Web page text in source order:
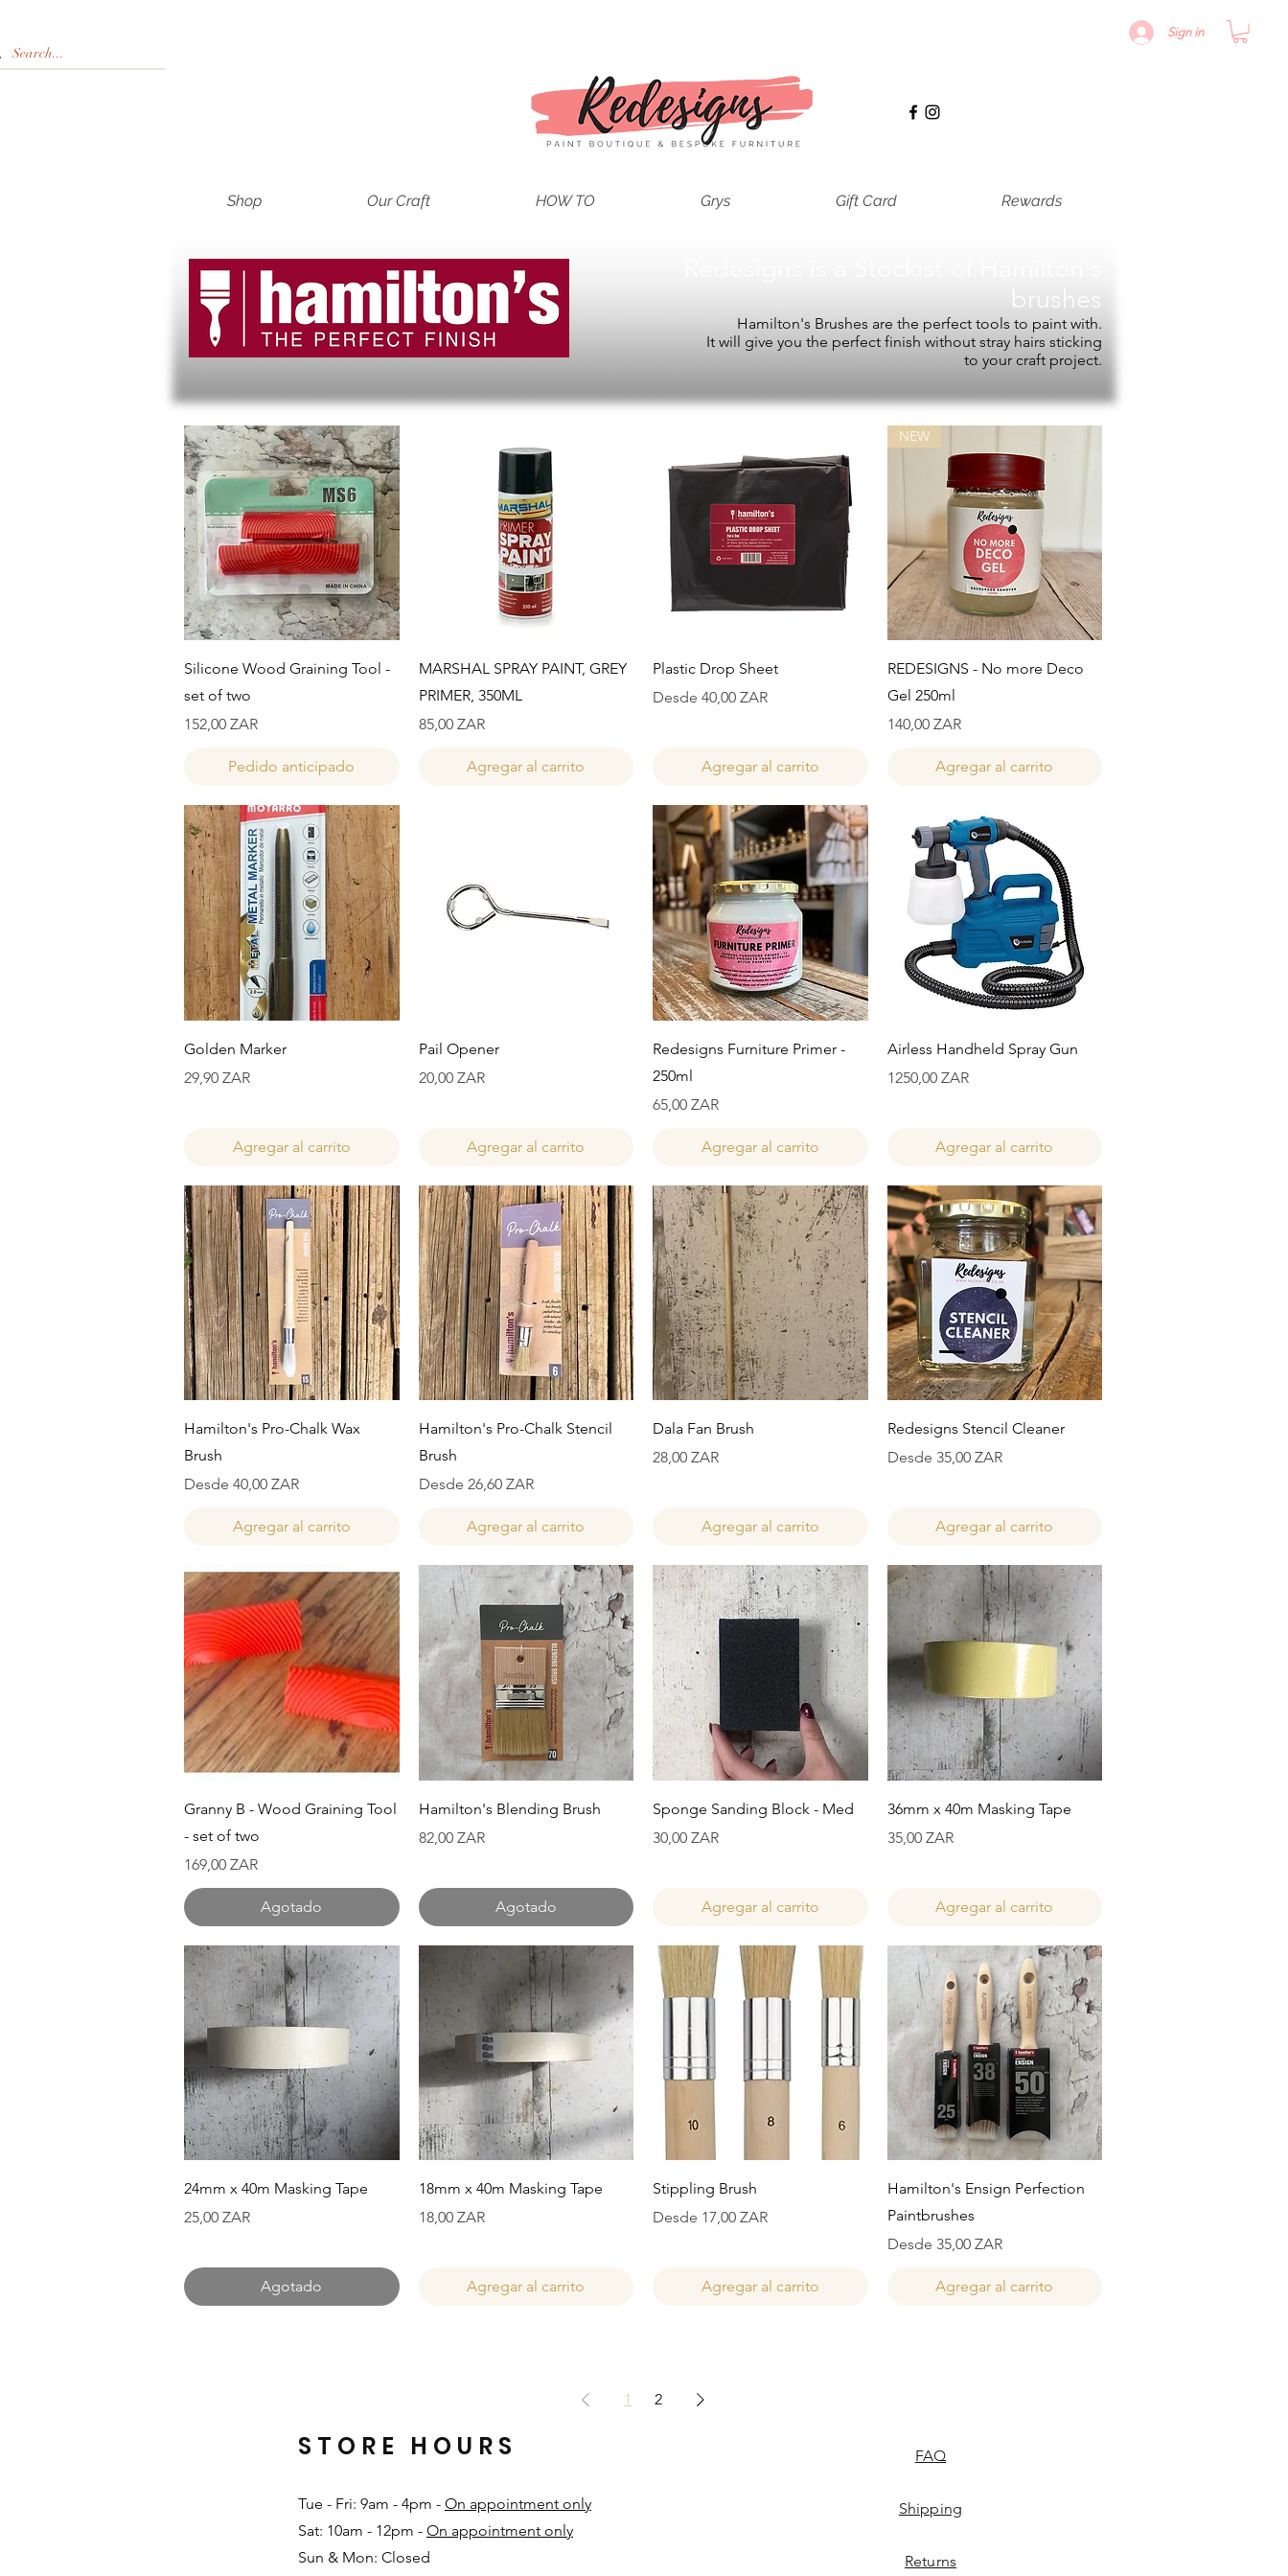
Sign in
Shop Our Craft HOW TO Grys Gift Card Rewards
brushes
Hamilton's Brushes are the perfect tools to paint with.
It will give you the perfect finish without stray hairs sticking
to your craft project.
Vista rápida
Silicone Wood Graining Tool -
set of two
Precio
152,00 ZAR
Pedido anticipado
Vista rápida
MARSHAL SPRAY PAINT, GREY
PRIMER, 350ML
Precio
85,00 ZAR
Agregar al carrito
Vista rápida
Plastic Drop Sheet
Desde 40,00 ZAR
Precio de oferta
Agregar al carrito
Vista rápida
NEW
REDESIGNS - No more Deco
Gel 250ml
Precio
140,00 ZAR
Agregar al carrito
Vista rápida
Golden Marker
Precio
29,90 ZAR
Agregar al carrito
Vista rápida
Pail Opener
Precio
20,00 ZAR
Agregar al carrito
Vista rápida
Redesigns Furniture Primer -
250ml
Precio
65,00 ZAR
Agregar al carrito
Vista rápida
Airless Handheld Spray Gun
Precio
1250,00 ZAR
Agregar al carrito
Vista rápida
Hamilton's Pro-Chalk Wax
Brush
Desde 40,00 ZAR
Precio de oferta
Agregar al carrito
Vista rápida
Hamilton's Pro-Chalk Stencil
Brush
Desde 26,60 ZAR
Precio de oferta
Agregar al carrito
Vista rápida
Dala Fan Brush
Precio
28,00 ZAR
Agregar al carrito
Vista rápida
Redesigns Stencil Cleaner
Desde 35,00 ZAR
Precio de oferta
Agregar al carrito
Vista rápida
Granny B - Wood Graining Tool
- set of two
Precio
169,00 ZAR
Agotado
Vista rápida
Hamilton's Blending Brush
Precio
82,00 ZAR
Agotado
Vista rápida
Sponge Sanding Block - Med
Precio
30,00 ZAR
Agregar al carrito
Vista rápida
36mm x 40m Masking Tape
Precio
35,00 ZAR
Agregar al carrito
Vista rápida
24mm x 40m Masking Tape
Precio
25,00 ZAR
Agotado
Vista rápida
18mm x 40m Masking Tape
Precio
18,00 ZAR
Agregar al carrito
Vista rápida
Stippling Brush
Desde 17,00 ZAR
Precio de oferta
Agregar al carrito
Vista rápida
Hamilton's Ensign Perfection
Paintbrushes
Desde 35,00 ZAR
Precio de oferta
Agregar al carrito
1 2
Tue - Fri: 9am - 4pm - On appointment only
Sat: 10am - 12pm - On appointment only
Sun & Mon: Closed​
STORE HOURS FAQ
Shipping
Returns